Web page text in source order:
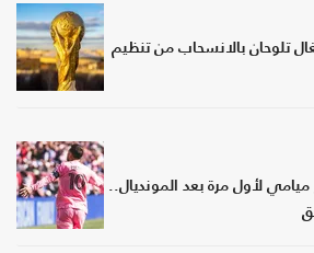
تلوحان بالانسحاب من تنظيم
لأول مرة بعد المونديال..